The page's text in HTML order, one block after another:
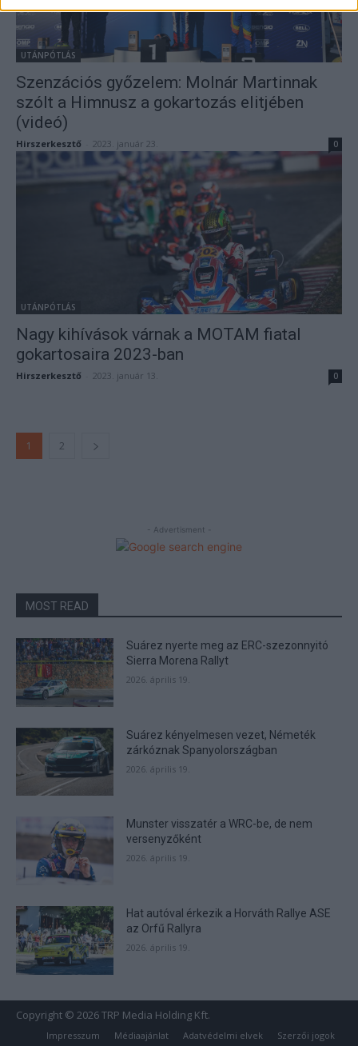
UTÁNPÓTLÁS
Szenzációs győzelem: Molnár Martinnak
szólt a Himnusz a gokartozás elitjében
(videó)
Hirszerkesztő 2023. január 23. 0
UTÁNPÓTLÁS
Nagy kihívások várnak a MOTAM fiatal
gokartosaira 2023-ban
Hirszerkesztő 2023. január 13. 0
1 2
- Advertisment -
MOST READ
Suárez nyerte meg az ERC-szezonnyitó
Sierra Morena Rallyt
2026. április 19.
Suárez kényelmesen vezet, Németék
zárkóznak Spanyolországban
2026. április 19.
Munster visszatér a WRC-be, de nem
versenyzőként
2026. április 19.
Hat autóval érkezik a Horváth Rallye ASE
az Orfű Rallyra
2026. április 19.
Copyright © 2026 TRP Media Holding Kft.
Impresszum Médiaajánlat Adatvédelmi elvek Szerzői jogok